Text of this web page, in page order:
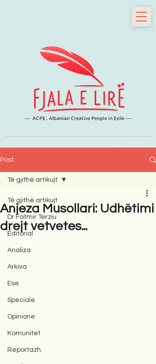
Post
Të gjithë artikujt
Dr Fatmir Terziu
Editorial
Analiza
Arkiva
Ese
Speciale
Opinione
Komunitet
Reportazh
Të gjithë artikujt
Anjeza Musollari: Udhëtimi
drejt vetvetes...